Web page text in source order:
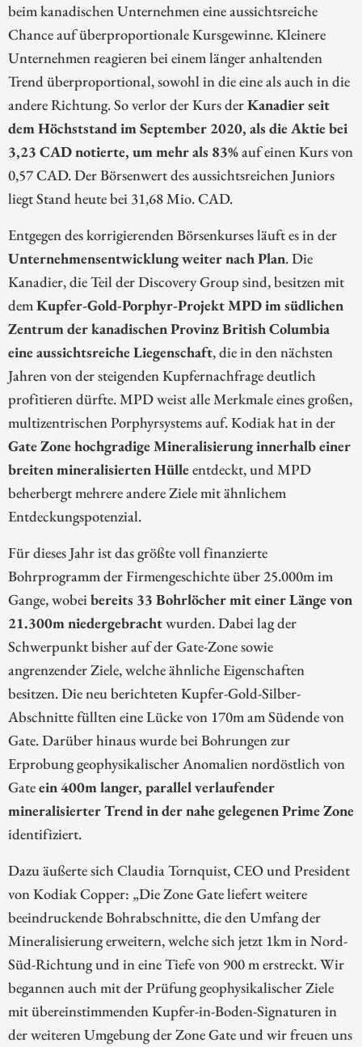
beim kanadischen Unternehmen eine aussichtsreiche
Chance auf überproportionale Kursgewinne. Kleinere
Unternehmen reagieren bei einem länger anhaltenden
Trend überproportional, sowohl in die eine als auch in die
andere Richtung. So verlor der Kurs derKanadier seit
dem Höchststand im September 2020, als die Aktie bei
3,23 CAD notierte, um mehr als 83%auf einen Kurs von
0,57 CAD. Der Börsenwert des aussichtsreichen Juniors
liegt Stand heute bei 31,68 Mio. CAD.
Entgegen des korrigierenden Börsenkurses läuft es in der
Unternehmensentwicklung weiter nach Plan. Die
Kanadier, die Teil der Discovery Group sind, besitzen mit
demKupfer-Gold-Porphyr-Projekt MPD im südlichen
Zentrum der kanadischen Provinz British Columbia
eine aussichtsreiche Liegenschaft, die in den nächsten
Jahren von der steigenden Kupfernachfrage deutlich
profitieren dürfte. MPD weist alle Merkmale eines großen,
multizentrischen Porphyrsystems auf. Kodiak hat in der
Gate Zone hochgradige Mineralisierung innerhalb einer
breiten mineralisierten Hülleentdeckt, und MPD
beherbergt mehrere andere Ziele mit ähnlichem
Entdeckungspotenzial.
Für dieses Jahr ist das größte voll finanzierte
Bohrprogramm der Firmengeschichte über 25.000m im
Gange, wobeibereits 33 Bohrlöcher mit einer Länge von
21.300m niedergebrachtwurden. Dabei lag der
Schwerpunkt bisher auf der Gate-Zone sowie
angrenzender Ziele, welche ähnliche Eigenschaften
besitzen. Die neu berichteten Kupfer-Gold-Silber-
Abschnitte füllten eine Lücke von 170m am Südende von
Gate. Darüber hinaus wurde bei Bohrungen zur
Erprobung geophysikalischer Anomalien nordöstlich von
Gateein 400m langer, parallel verlaufender
mineralisierter Trend in der nahe gelegenen Prime Zone
identifiziert.
Dazu äußerte sich Claudia Tornquist, CEO und President
von Kodiak Copper: „Die Zone Gate liefert weitere
beeindruckende Bohrabschnitte, die den Umfang der
Mineralisierung erweitern, welche sich jetzt 1km in Nord-
Süd-Richtung und in eine Tiefe von 900 m erstreckt. Wir
begannen auch mit der Prüfung geophysikalischer Ziele
mit übereinstimmenden Kupfer-in-Boden-Signaturen in
der weiteren Umgebung der Zone Gate und wir freuen uns